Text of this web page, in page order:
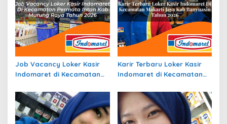
Job Vacancy Loker Kasir
Indomaret di Kecamatan
Murung Raya Tahun 2026
Karir Terbaru Loker Kasir
Indomaret di Kecamatan
Banyuasin Tahun 2026